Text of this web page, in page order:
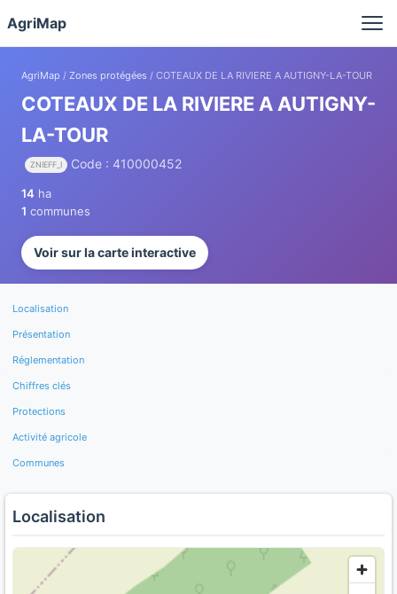
AgriMap
AgriMap / Zones protégées / COTEAUX DE LA RIVIERE A AUTIGNY-LA-TOUR
COTEAUX DE LA RIVIERE A AUTIGNY-
LA-TOUR
ZNIEFF_I Code : 410000452
14 ha
1 communes
Voir sur la carte interactive
Localisation
Présentation
Réglementation
Chiffres clés
Protections
Activité agricole
Communes
Localisation